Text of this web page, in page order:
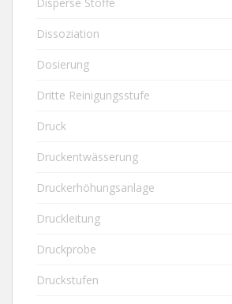
Dissoziation
Dosierung
Dritte Reinigungsstufe
Druck
Druckentwässerung
Druckerhöhungsanlage
Druckleitung
Druckprobe
Druckstufen